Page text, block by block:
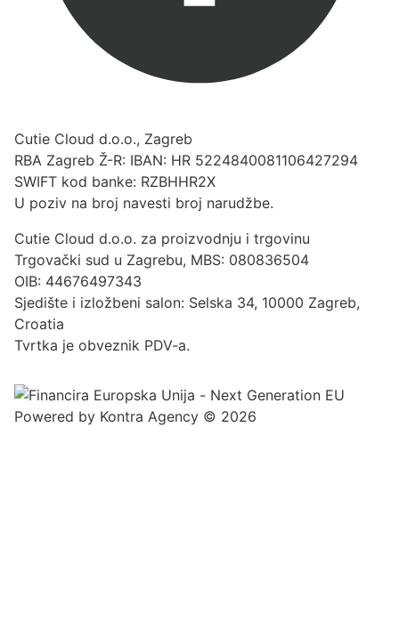
Cutie Cloud d.o.o., Zagreb
RBA Zagreb Ž-R: IBAN: HR 5224840081106427294
SWIFT kod banke: RZBHHR2X
U poziv na broj navesti broj narudžbe.
Cutie Cloud d.o.o. za proizvodnju i trgovinu
Trgovački sud u Zagrebu, MBS: 080836504
OIB: 44676497343
Sjedište i izložbeni salon: Selska 34, 10000 Zagreb,
Croatia
Tvrtka je obveznik PDV-a.
Powered by Kontra Agency © 2026